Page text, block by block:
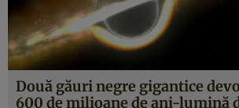
Două găuri negre gigantice
600 de milioane de ani-lumină